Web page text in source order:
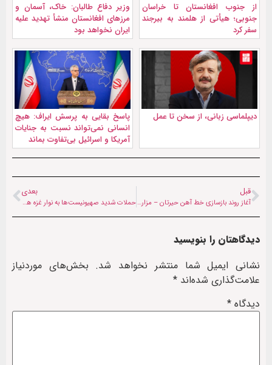
از جنوب افغانستان تا خراسان
جنوبی؛ هیأتی از هلمند به بیرجند
سفر کرد
وزیر دفاع طالبان: خاک، آسمان و
مرزهای افغانستان منشأ تهدید علیه
ایران نخواهد بود
دیپلماسی زبانی، از سخن تا عمل
پاسخ بقایی به پرسش ایراف: هیچ
انسانی نمی‌تواند نسبت به جنایات
آمریکا و اسرائیل بی‌تفاوت بماند
قبل
آغاز روند بازسازی خط آهن حیرتان – مزار شریف
بعدی
حملات شدید صهیونیست‌ها به نوار غزه همزمان با آغاز ۱۳۹-امین روز جنگ
دیدگاهتان را بنویسید
نشانی ایمیل شما منتشر نخواهد شد. بخش‌های موردنیاز
علامت‌گذاری شده‌اند *
دیدگاه *